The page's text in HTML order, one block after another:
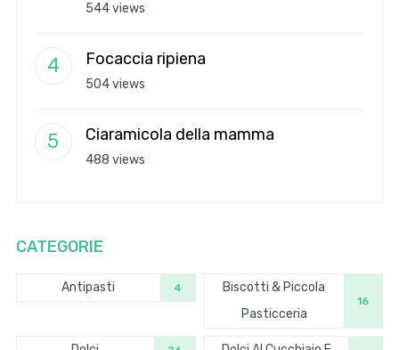
544 views
Focaccia ripiena
504 views
Ciaramicola della mamma
488 views
CATEGORIE
Antipasti 4
Biscotti & Piccola
Pasticceria
16